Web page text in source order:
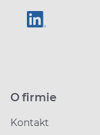
O firmie
Kontakt